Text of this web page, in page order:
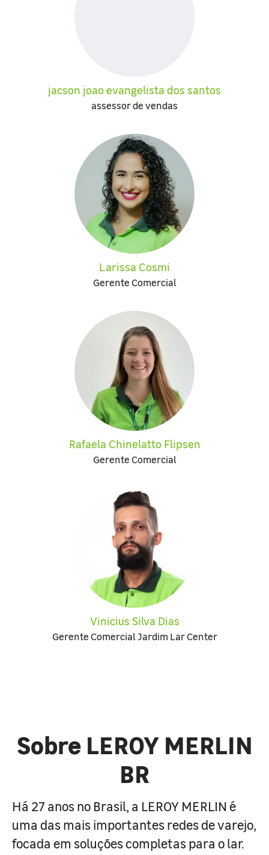
jacson joao evangelista dos santos
assessor de vendas
Larissa Cosmi
Gerente Comercial
Rafaela Chinelatto Flipsen
Gerente Comercial
Vinicius Silva Dias
Gerente Comercial Jardim Lar Center
Sobre LEROY MERLIN
BR
Há 27 anos no Brasil, a LEROY MERLIN é
uma das mais importantes redes de varejo,
focada em soluções completas para o lar.